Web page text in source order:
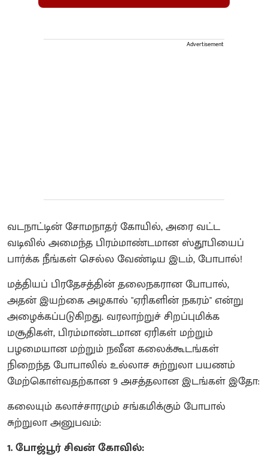
Advertisement
வடநாட்டின் சோமநாதர் கோயில், அரை வட்ட
வடிவில் அமைந்த பிரம்மாண்டமான ஸ்தூபியைப்
பார்க்க நீங்கள் செல்ல வேண்டிய இடம், போபால்!
மத்தியப் பிரதேசத்தின் தலைநகரான போபால்,
அதன் இயற்கை அழகால் "ஏரிகளின் நகரம்" என்று
அழைக்கப்படுகிறது. வரலாற்றுச் சிறப்புமிக்க
மசூதிகள், பிரம்மாண்டமான ஏரிகள் மற்றும்
பழமையான மற்றும் நவீன கலைக்கூடங்கள்
நிறைந்த போபாலில் உல்லாச சுற்றுலா பயணம்
மேற்கொள்வதற்கான 9 அசத்தலான இடங்கள் இதோ:
கலையும் கலாச்சாரமும் சங்கமிக்கும் போபால்
சுற்றுலா அனுபவம்:
1. போஜ்பூர் சிவன் கோவில்: